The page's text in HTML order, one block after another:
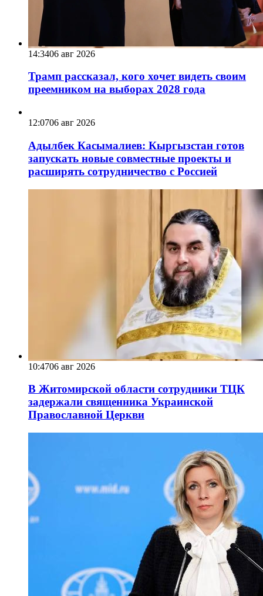
14:3406 авг 2026
Трамп рассказал, кого хочет видеть своим
преемником на выборах 2028 года
12:0706 авг 2026
Адылбек Касымалиев: Кыргызстан готов
запускать новые совместные проекты и
расширять сотрудничество с Россией
10:4706 авг 2026
В Житомирской области сотрудники ТЦК
задержали священника Украинской
Православной Церкви